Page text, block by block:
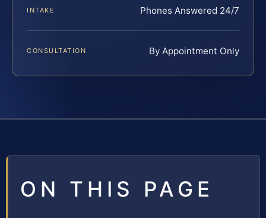
INTAKE Phones Answered 24/7
CONSULTATION By Appointment Only
ON THIS PAGE